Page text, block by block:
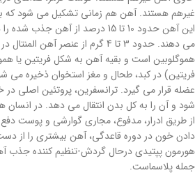
غیرهم هستند. آهن هم زمانی تشکیل می شود که
این آهن حدود 10 تا 15 درصد از
می دهند. حدود 3 تا 4 گرم از عنصر
هموگلوبین است و بقیه آهن به شکل فریتین یا
فریتین) در کبد، طحال و مغز استخوان ذخیره می
عضله قرار می گیرد. ترانسفرین، پروتئین اصلی
شود و آن را به کل بدن انتقال می دهد. در انسان
از طریق ادرار، مدفوع، مجاری گوارشی و پوست
دادن خون در دوره قاعدگی، آهن بیشتری را از
هورمون پپتیدی درحال گردش-تنظیم کننده جذب
جمله پلاسماست.